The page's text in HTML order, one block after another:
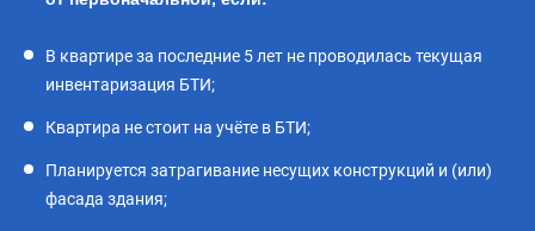
В квартире за последние 5 лет не проводилась текущая
инвентаризация БТИ;
Квартира не стоит на учёте в БТИ;
Планируется затрагивание несущих конструкций и (или)
фасада здания;